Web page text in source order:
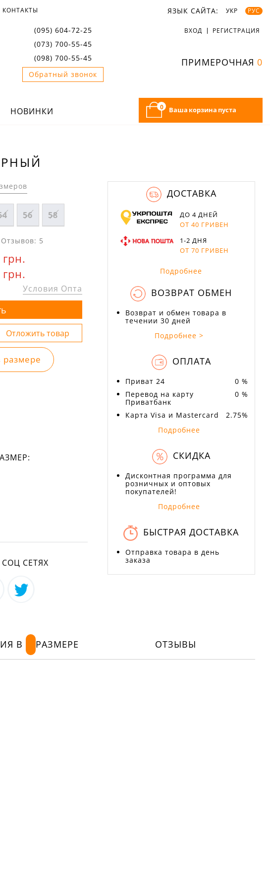
КОНТАКТЫ ЯЗЫК САЙТА: УКР РУС
(095) 604-72-25
(073) 700-55-45
(098) 700-55-45
Обратный звонок
ВХОД РЕГИСТРАЦИЯ
ПРИМЕРОЧНАЯ 0
0 Ваша корзина пуста
НОВИНКИ
56 58
Отзывов: 5
грн.
грн.
Условия Опта
СЕТЯХ
ДОСТАВКА
ДО 4 ДНЕЙ
ОТ 40 ГРИВЕН
1-2 ДНЯ
ОТ 70 ГРИВЕН
Подробнее
ВОЗВРАТ ОБМЕН
Возврат и обмен товара в
течении 30 дней
Подробнее >
ОПЛАТА
Приват 24
0 %
Перевод на карту
Приватбанк
0 %
Карта Visa и Mastercard
2.75%
Подробнее
СКИДКА
Дисконтная программа для
розничных и оптовых
покупателей!
Подробнее
БЫСТРАЯ ДОСТАВКА
Отправка товара в день
заказа
В РАЗМЕРЕ ОТЗЫВЫ